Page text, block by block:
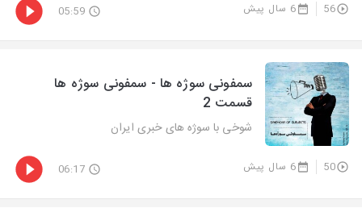
56 6 سال پیش 05:59
سمفونی سوژه ها - سمفونی سوژه ها
قسمت 2
شوخی با سوژه های خبری ایران
50 6 سال پیش 06:17